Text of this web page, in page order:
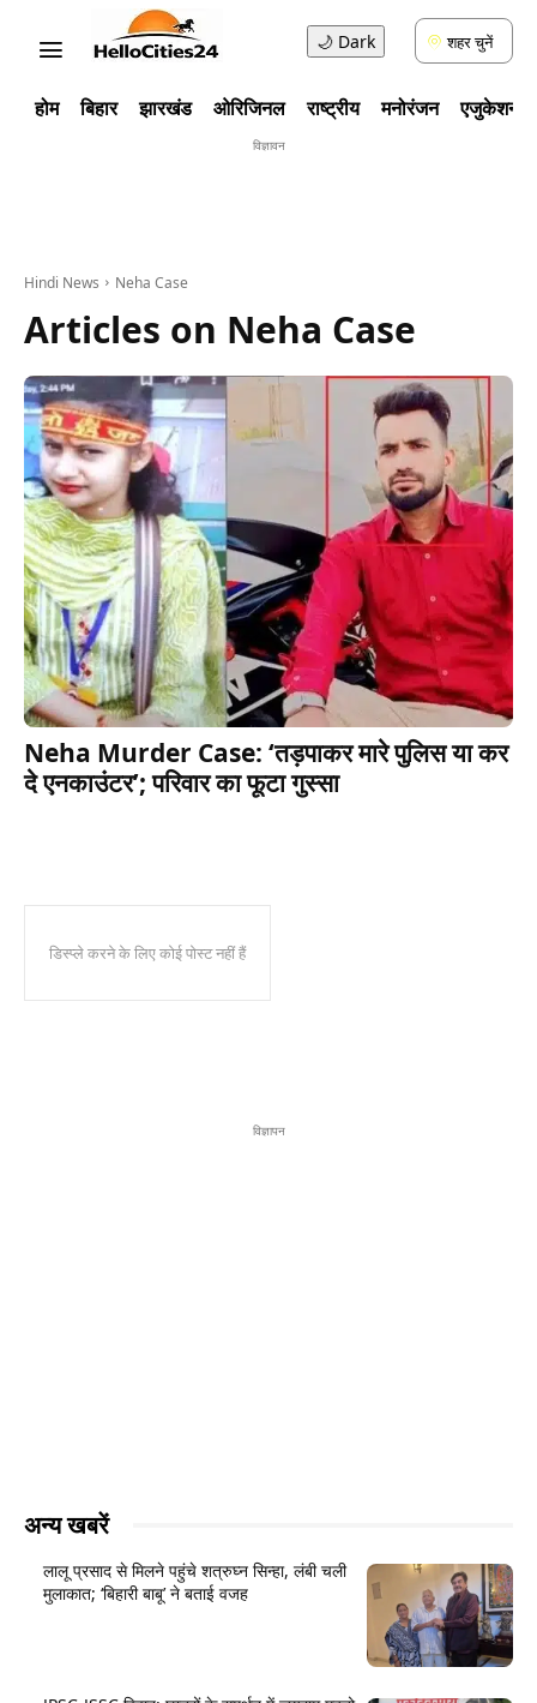
🌙 Dark शहर चुनें
होम बिहार झारखंड ओरिजिनल राष्ट्रीय मनोरंजन एजुकेशन
विज्ञावन
Hindi News Neha Case
Articles on Neha Case
Neha Murder Case: ‘तड़पाकर मारे पुलिस या कर
दे एनकाउंटर’; परिवार का फूटा गुस्सा
डिस्प्ले करने के लिए कोई पोस्ट नहीं हैं
विज्ञापन
अन्य खबरें
लालू प्रसाद से मिलने पहुंचे शत्रुघ्न सिन्हा, लंबी चली
मुलाकात; ‘बिहारी बाबू’ ने बताई वजह